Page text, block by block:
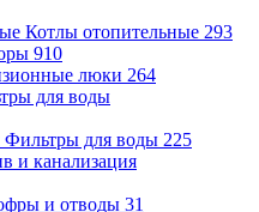
Котлы отопительные 293
910
люки 264
для воды
Фильтры для воды 225
и канализация
и отводы 31